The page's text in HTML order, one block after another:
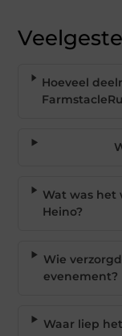
Hoeveel
Wat was het
Heino?
Wie
evenement?
Waar liep